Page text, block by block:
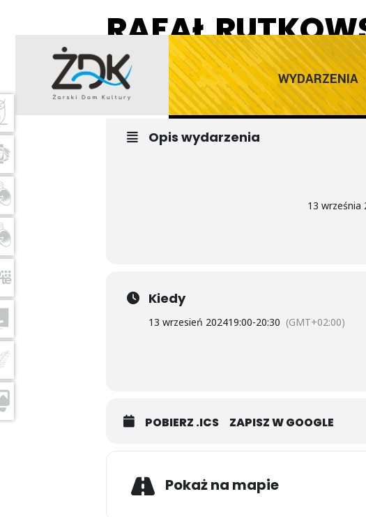
WYDARZENIA
RAFAŁ
13
WRZ
STAND UP
Opis wydarzenia
13 września
Kiedy
13 wrzesień 202419:00-20:30 (GMT+02:00)
POBIERZ .ICS ZAPISZ W GOOGLE
Pokaż na mapie